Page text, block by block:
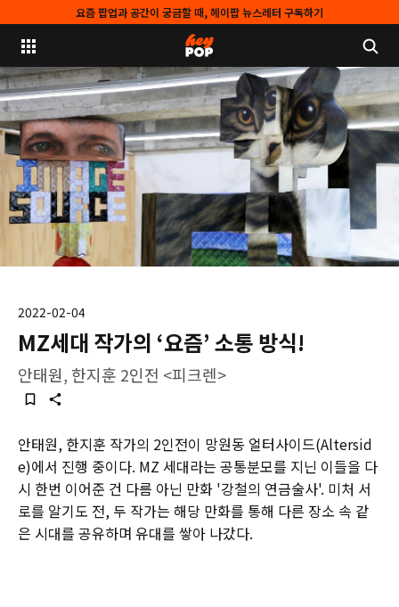
요즘 팝업과 공간이 궁금할 때, 헤이팝 뉴스레터 구독하기
2022-02-04
MZ세대 작가의 ‘요즘’ 소통 방식!
안태원, 한지훈 2인전 <피크렌>
안태원, 한지훈 작가의 2인전이 망원동 얼터사이드(Altersid
e)에서 진행 중이다. MZ 세대라는 공통분모를 지닌 이들을 다
시 한번 이어준 건 다름 아닌 만화 '강철의 연금술사'. 미처 서
로를 알기도 전, 두 작가는 해당 만화를 통해 다른 장소 속 같
은 시대를 공유하며 유대를 쌓아 나갔다.